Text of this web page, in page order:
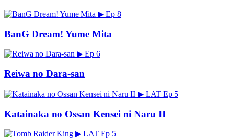
▶ Ep 8
BanG Dream! Yume Mita
▶ Ep 6
Reiwa no Dara-san
▶ LAT Ep 5
Katainaka no Ossan Kensei ni Naru II
▶ LAT Ep 5